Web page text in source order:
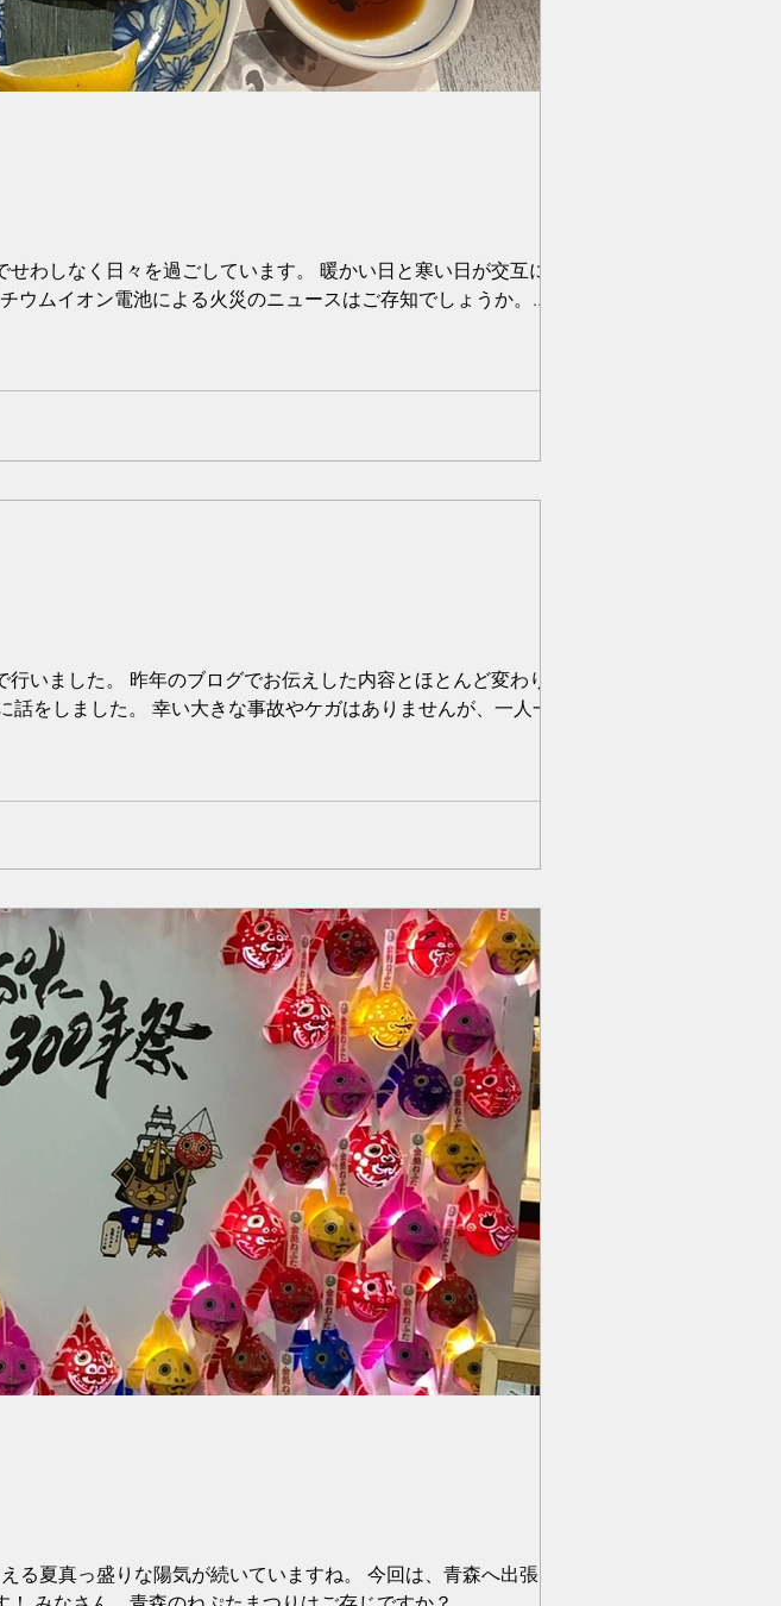
わしなく日々を過ごしています。 暖かい日と寒い日が交互に来る
ムイオン電池による火災のニュースはご存知でしょうか。...
いました。 昨年のブログでお伝えした内容とほとんど変わりませ
をしました。 幸い大きな事故やケガはありませんが、一人一人の
る夏真っ盛りな陽気が続いていますね。 今回は、青森へ出張に行っ